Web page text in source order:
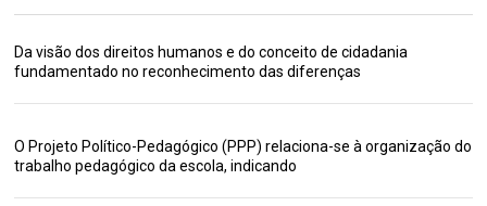
Da visão dos direitos humanos e do conceito de cidadania
fundamentado no reconhecimento das diferenças
O Projeto Político-Pedagógico (PPP) relaciona-se à organização do
trabalho pedagógico da escola, indicando